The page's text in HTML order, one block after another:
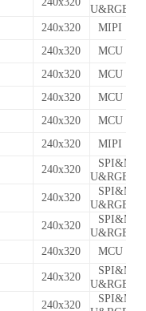
U&RGB
240x320
MIPI
240x320
MCU
240x320
MCU
240x320
MCU
240x320
MCU
240x320
MIPI
240x320
SPI&MC
U&RGB
240x320
SPI&MC
U&RGB
240x320
SPI&MC
U&RGB
240x320
MCU
240x320
SPI&MC
U&RGB
240x320
SPI&MC